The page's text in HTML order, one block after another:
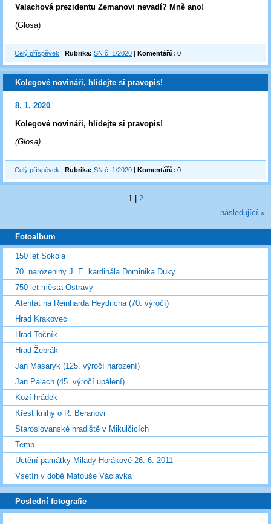
Valachová prezidentu Zemanovi nevadí? Mně ano!
(Glosa)
Celý příspěvek |Rubrika: SN č. 1/2020 |Komentářů: 0
Kolegové novináři, hlídejte si pravopis!
8. 1. 2020
Kolegové novináři, hlídejte si pravopis!
(Glosa)
Celý příspěvek |Rubrika: SN č. 1/2020 |Komentářů: 0
1
2
následující »
Fotoalbum
150 let Sokola
70. narozeniny J. E. kardinála Dominika Duky
750 let města Ostravy
Atentát na Reinharda Heydricha (70. výročí)
Hrad Krakovec
Hrad Točník
Hrad Žebrák
Jan Masaryk (125. výročí narození)
Jan Palach (45. výročí upálení)
Kozí hrádek
Křest knihy o R. Beranovi
Staroslovanské hradiště v Mikulčicích
Temp
Uctění památky Milady Horákové 26. 6. 2011
Vsetín v době Matouše Václavka
Poslední fotografie